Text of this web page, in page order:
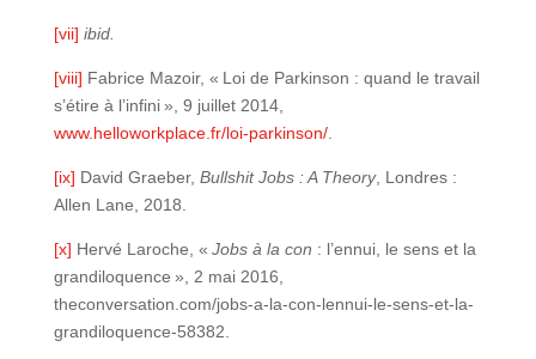
[vii] ibid.
[viii] Fabrice Mazoir, « Loi de Parkinson : quand le travail
s’étire à l’infini », 9 juillet 2014,
www.helloworkplace.fr/loi-parkinson/.
[ix] David Graeber, Bullshit Jobs : A Theory, Londres :
Allen Lane, 2018.
[x] Hervé Laroche, « Jobs à la con : l’ennui, le sens et la
grandiloquence », 2 mai 2016,
theconversation.com/jobs-a-la-con-lennui-le-sens-et-la-
grandiloquence-58382.